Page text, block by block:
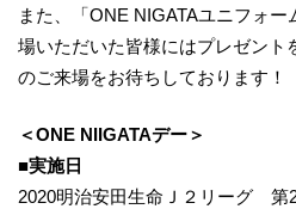
また、「ONE NIGATAユニフォ
場いただいた皆様にはプレゼント
のご来場をお待ちしております！
＜ONE NIIGATAデー＞
■実施日
2020明治安田生命Ｊ２リーグ 第